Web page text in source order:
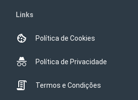
Links
Política de Cookies
Política de Privacidade
Termos e Condições